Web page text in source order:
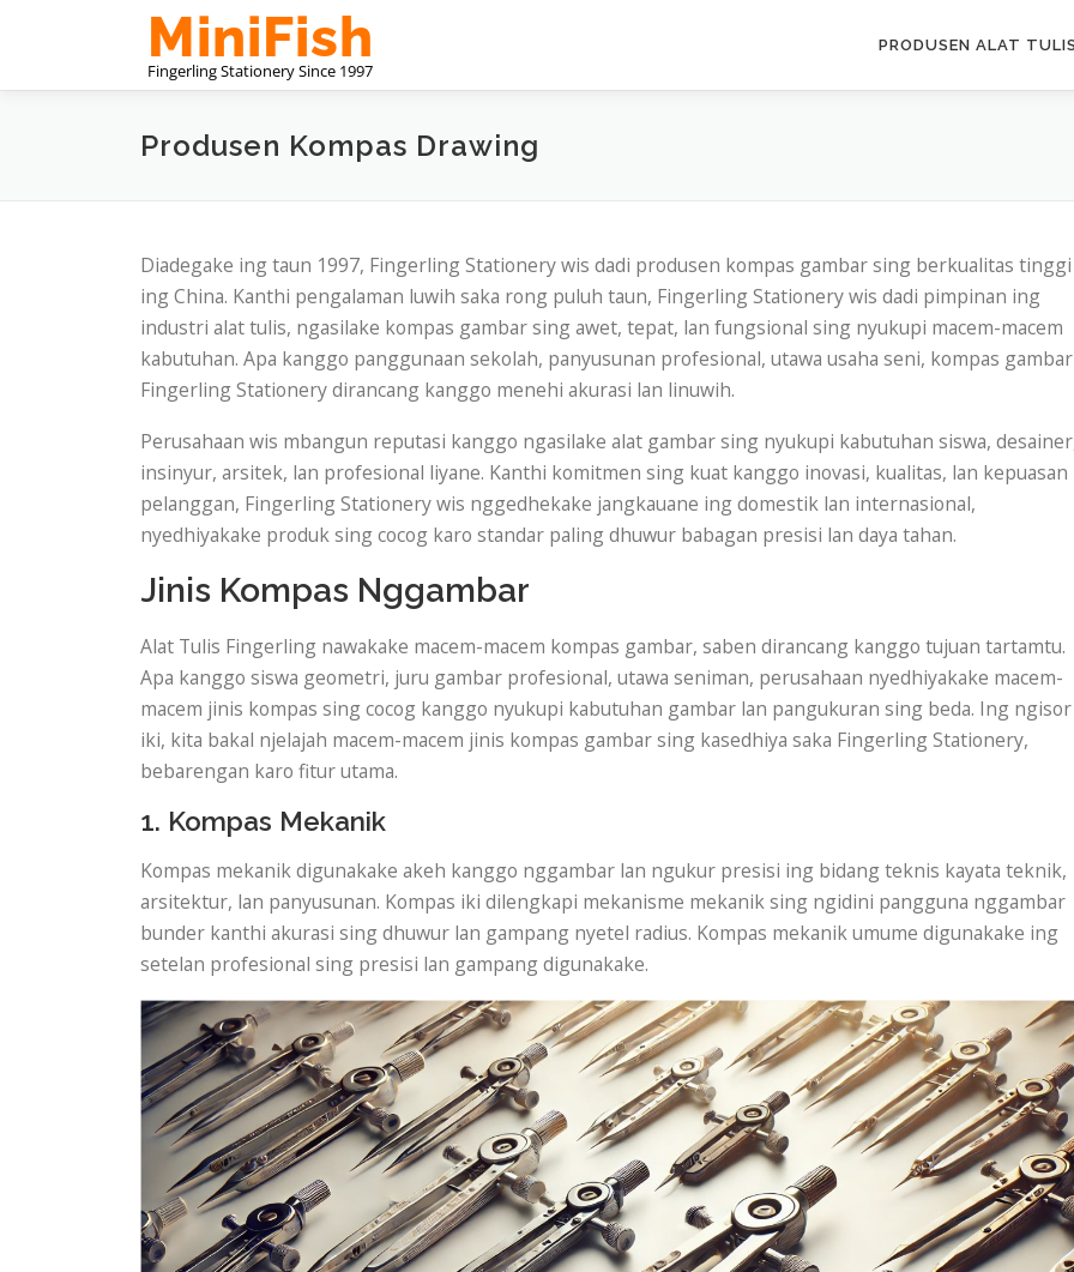
PRODUSEN ALAT
Produsen Kompas Drawing
Diadegake ing taun 1997, Fingerling Stationery wis dadi produsen kompas gambar sing berkualitas tinggi
ing China. Kanthi pengalaman luwih saka rong puluh taun, Fingerling Stationery wis dadi pimpinan ing
industri alat tulis, ngasilake kompas gambar sing awet, tepat, lan fungsional sing nyukupi macem-macem
kabutuhan. Apa kanggo panggunaan sekolah, panyusunan profesional, utawa usaha seni, kompas gambar
Fingerling Stationery dirancang kanggo menehi akurasi lan linuwih.
Perusahaan wis mbangun reputasi kanggo ngasilake alat gambar sing nyukupi kabutuhan siswa,
insinyur, arsitek, lan profesional liyane. Kanthi komitmen sing kuat kanggo inovasi, kualitas, lan kepuasan
pelanggan, Fingerling Stationery wis nggedhekake jangkauane ing domestik lan internasional,
nyedhiyakake produk sing cocog karo standar paling dhuwur babagan presisi lan daya tahan.
Jinis Kompas Nggambar
Alat Tulis Fingerling nawakake macem-macem kompas gambar, saben dirancang kanggo tujuan tartamtu.
Apa kanggo siswa geometri, juru gambar profesional, utawa seniman, perusahaan nyedhiyakake macem-
macem jinis kompas sing cocog kanggo nyukupi kabutuhan gambar lan pangukuran sing beda. Ing ngisor
iki, kita bakal njelajah macem-macem jinis kompas gambar sing kasedhiya saka Fingerling Stationery,
bebarengan karo fitur utama.
1. Kompas Mekanik
Kompas mekanik digunakake akeh kanggo nggambar lan ngukur presisi ing bidang teknis kayata teknik,
arsitektur, lan panyusunan. Kompas iki dilengkapi mekanisme mekanik sing ngidini pangguna nggambar
bunder kanthi akurasi sing dhuwur lan gampang nyetel radius. Kompas mekanik umume digunakake ing
setelan profesional sing presisi lan gampang digunakake.